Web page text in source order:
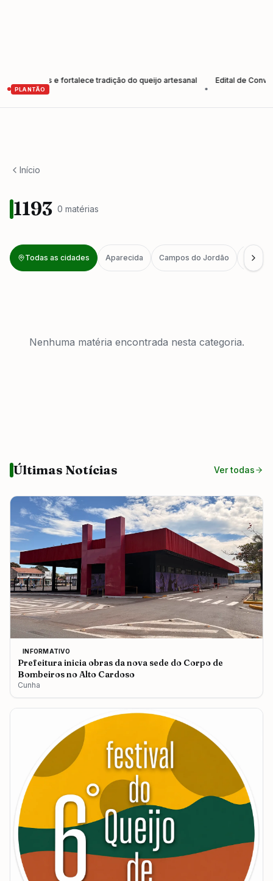
PLANTÃO
e fortalece tradição do queijo artesanal
Edital de
Início
1193 0 matérias
Todas as cidades Aparecida Campos do Jordão
Nenhuma matéria encontrada nesta categoria.
Últimas Notícias Ver todas
INFORMATIVO
Prefeitura inicia obras da nova sede do Corpo de
Bombeiros no Alto Cardoso
Cunha